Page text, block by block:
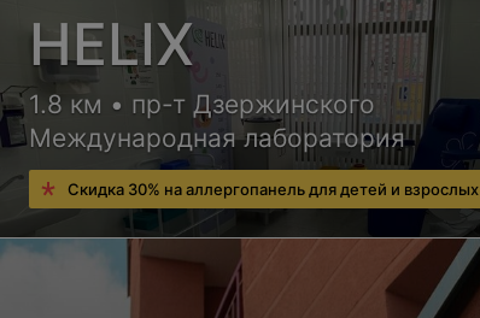
HELIX
1.8 км • пр-т Дзержинского
Международная лаборатория
Скидка 30% на аллергопанель для детей и взрослых